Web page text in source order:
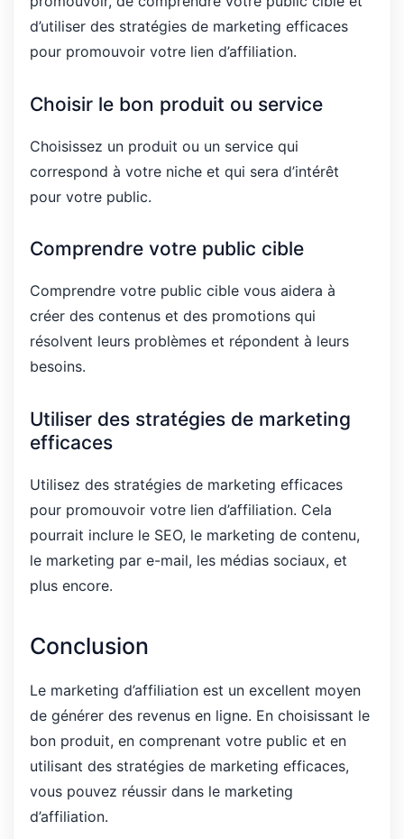
d’utiliser des stratégies de marketing efficaces
pour promouvoir votre lien d’affiliation.
Choisir le bon produit ou service
Choisissez un produit ou un service qui
correspond à votre niche et qui sera d’intérêt
pour votre public.
Comprendre votre public cible
Comprendre votre public cible vous aidera à
créer des contenus et des promotions qui
résolvent leurs problèmes et répondent à leurs
besoins.
Utiliser des stratégies de marketing
efficaces
Utilisez des stratégies de marketing efficaces
pour promouvoir votre lien d’affiliation. Cela
pourrait inclure le SEO, le marketing de contenu,
le marketing par e-mail, les médias sociaux, et
plus encore.
Conclusion
Le marketing d’affiliation est un excellent moyen
de générer des revenus en ligne. En choisissant le
bon produit, en comprenant votre public et en
utilisant des stratégies de marketing efficaces,
vous pouvez réussir dans le marketing
d’affiliation.